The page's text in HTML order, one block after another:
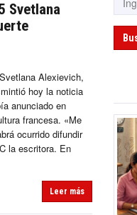
Svetlana
Alexievich,
hoy la noticia
anunciado en
francesa. «Me
ocurrido difundir
la escritora. En
Leer más